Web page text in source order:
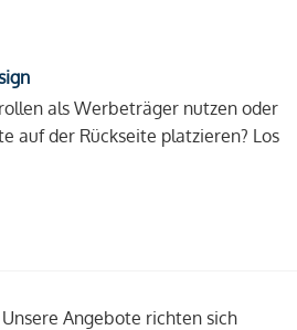
als Werbeträger nutzen oder
auf der Rückseite platzieren? Los
Unsere Angebote richten sich